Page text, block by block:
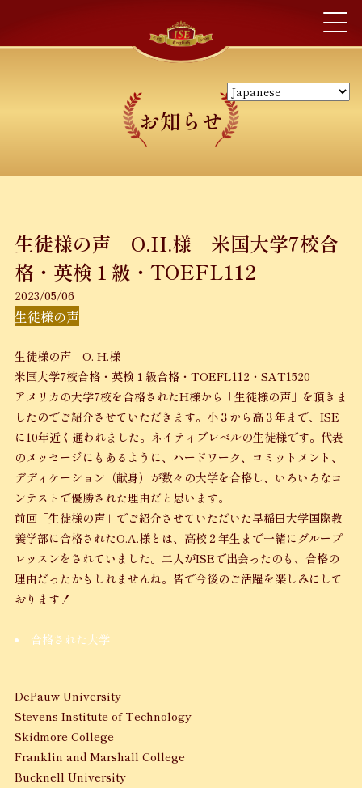
お知らせ
生徒様の声 O.H.様 米国大学7校合
格・英検１級・TOEFL112
2023/05/06
生徒様の声
生徒様の声 O. H.様
米国大学7校合格・英検１級合格・TOEFL112・SAT1520
アメリカの大学7校を合格されたH様から「生徒様の声」を頂きま
したのでご紹介させていただきます。小３から高３年まで、ISE
に10年近く通われました。ネイティブレベルの生徒様です。代表
のメッセージにもあるように、ハードワーク、コミットメント、
デディケーション（献身）が数々の大学を合格し、いろいろなコ
ンテストで優勝された理由だと思います。
前回「生徒様の声」でご紹介させていただいた早稲田大学国際教
養学部に合格されたO.A.様とは、高校２年生まで一緒にグループ
レッスンをされていました。二人がISEで出会ったのも、合格の
理由だったかもしれませんね。皆で今後のご活躍を楽しみにして
おります！
合格された大学
DePauw University
Stevens Institute of Technology
Skidmore College
Franklin and Marshall College
Bucknell University